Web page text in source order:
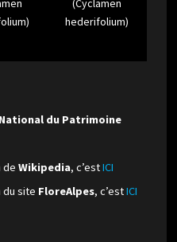
hederifolium)
du Patrimoine
de Wikipedia, c’estICI
du site FloreAlpes, c’estICI